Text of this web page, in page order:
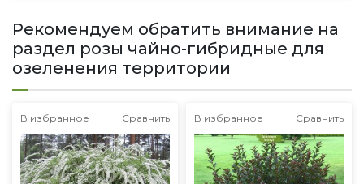
Рекомендуем обратить внимание на
раздел розы чайно-гибридные для
озеленения территории
В избранное Сравнить В избранное Сравнить